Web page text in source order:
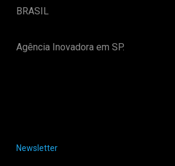
BRASIL
Agência Inovadora em SP.
Newsletter